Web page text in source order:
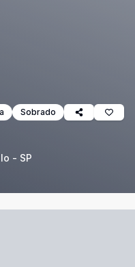
Sobrado
- SP